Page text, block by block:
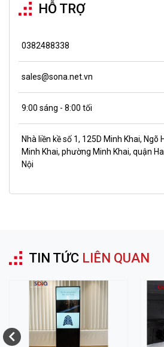
HỖ TRỢ
0382488338
sales@sona.net.vn
9:00 sáng - 8:00 tối
Nhà liền kề số 1, 125D Minh Khai, Ngõ
Minh Khai, phường Minh Khai, quận
Nội
TIN TỨC LIÊN QUAN